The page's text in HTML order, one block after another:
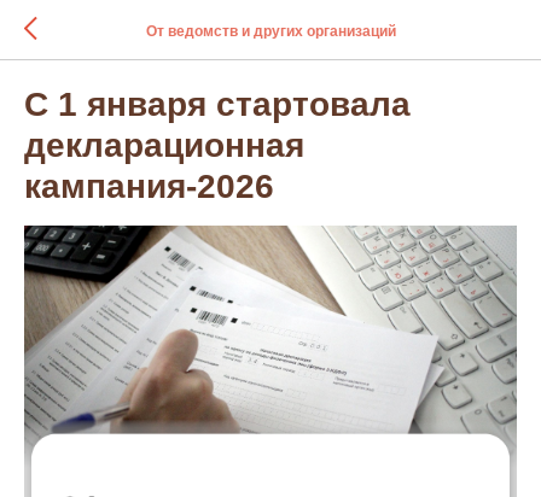
От ведомств и других организаций
С 1 января стартовала
декларационная
кампания-2026